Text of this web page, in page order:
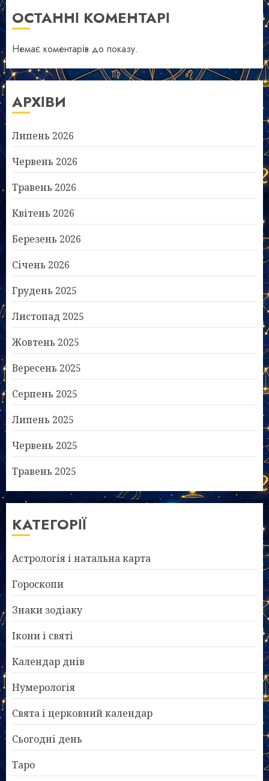
ОСТАННІ КОМЕНТАРІ
Немає коментарів до показу.
АРХІВИ
Липень 2026
Червень 2026
Травень 2026
Квітень 2026
Березень 2026
Січень 2026
Грудень 2025
Листопад 2025
Жовтень 2025
Вересень 2025
Серпень 2025
Липень 2025
Червень 2025
Травень 2025
КАТЕГОРІЇ
Астрологія і натальна карта
Гороскопи
Знаки зодіаку
Ікони і святі
Календар днів
Нумерологія
Свята і церковний календар
Сьогодні день
Таро